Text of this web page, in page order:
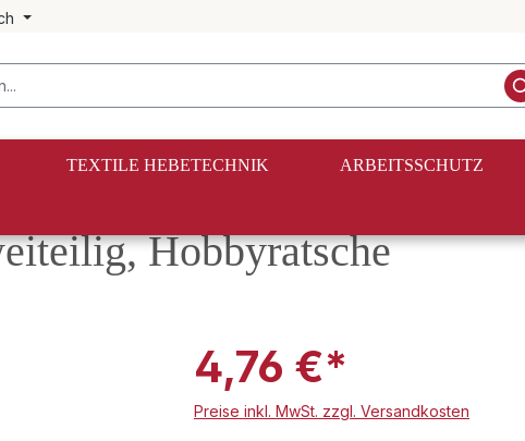
TEXTILE HEBETECHNIK ARBEITSSCHUTZ
Hobbyratsche
4,76 €*
Preise inkl. MwSt. zzgl. Versandkosten